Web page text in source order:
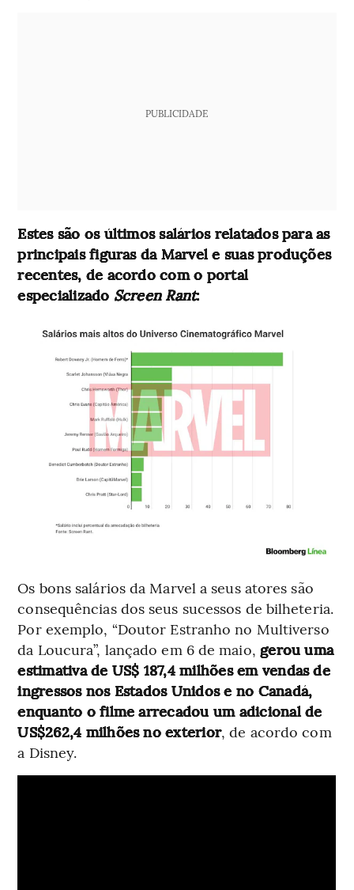
PUBLICIDADE
Estes são os últimos salários relatados para as
principais figuras da Marvel e suas produções
recentes, de acordo com o portal
especializado Screen Rant:
Os bons salários da Marvel a seus atores são
consequências dos seus sucessos de bilheteria.
Por exemplo, “Doutor Estranho no Multiverso
da Loucura”, lançado em 6 de maio, gerou uma
estimativa de US$ 187,4 milhões em vendas de
ingressos nos Estados Unidos e no Canadá,
enquanto o filme arrecadou um adicional de
US$262,4 milhões no exterior, de acordo com
a Disney.